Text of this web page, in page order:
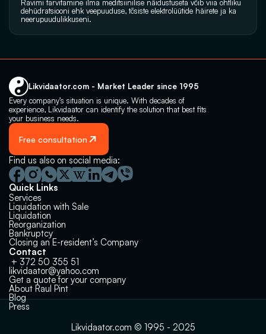
Not sure which solution fits
your company? 🤔
- we help you find the right path.
Get a free consultation!
Ravimi tarvitamine ilma meditsiinilise näidustuseta võib viia ohtliku
dehüdratsiooni ehk veepuuduse, tõsiste elektrolüütide häirete ja ka
neerupuudulikkuseni.
Likvidaator.com - Market Leader since 1995
Every company’s situation is unique. With decades of
experience, Likvidaator can identify the solution that best fits
your business needs.
Free consultation
Find us also on social media:
Quick Links
Services
Liquidation with Sale
Liquidation
Reorganization
Bankruptcy
Closing an E-resident’s Company
Contact
+ 372 50 355 51
likvidaator@yahoo.com
Get a quote for your company
About Raul Pint
Blog
Press
Likvidaator.com © 1995 - 2025